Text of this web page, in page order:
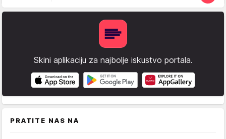
Skini aplikaciju za najbolje iskustvo portala.
PRATITE NAS NA